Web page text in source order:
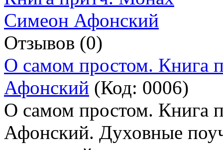
Отзывов (0)
О самом простом. Книга
Афонский (Код: 0006)
О самом простом. Книга
Афонский. Духовные